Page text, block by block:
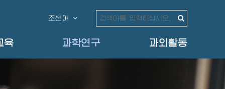
조선어
육 과학연구 과외활동